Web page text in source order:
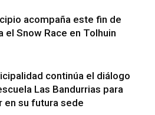
acompaña este fin de
el Snow Race en Tolhuin
continúa el diálogo
Las Bandurrias para
en su futura sede